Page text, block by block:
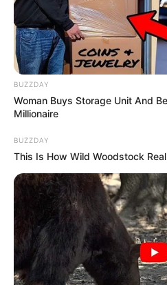
BUZZDAY
Woman Buys Storage Unit And
Millionaire
BUZZDAY
This Is How Wild Woodstock